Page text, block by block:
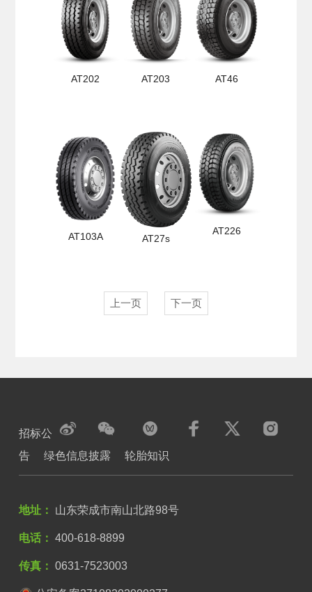
AT202 AT203 AT46
AT103A AT27s
AT226
上一页 下一页
招标公
告
绿色信息披露 轮胎知识
地址： 山东荣成市南山北路98号
电话： 400-618-8899
传真： 0631-7523003